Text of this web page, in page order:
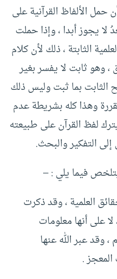
حمل الألفاظ القرآنية على
لا يجوز أبدا ، وإذا حملت
الثابتة ، ذلك لأن كلام
، وهو ثابت لا يفسر بغير
الثابت بما ثبت وليس ذلك
وهذا كله بشريطة عدم
لفظ القرآن على طبيعته
إلى التفكير والبحث.‏
العلمية ، وقد ذكرت
على أنها معلومات
، وقد عبر الله عنها
المعجز .‏